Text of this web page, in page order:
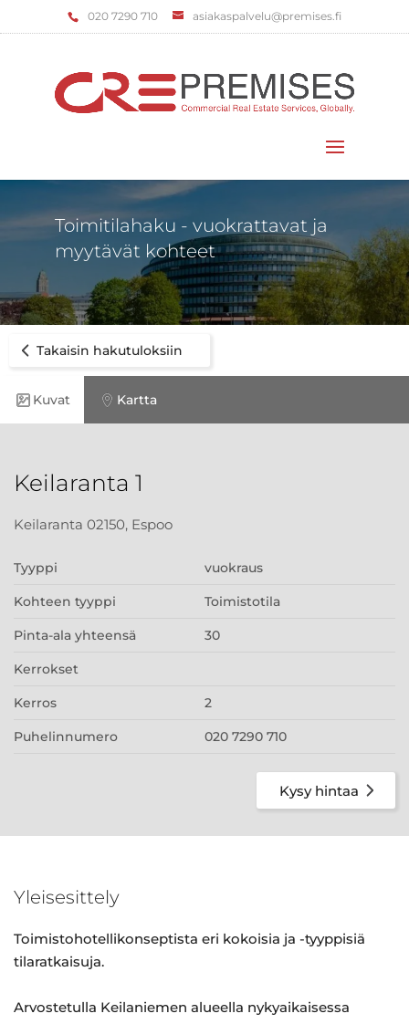
‌020 7290 710 asiakaspalvelu@premises.fi
Toimitilahaku - vuokrattavat ja
myytävät kohteet
Takaisin hakutuloksiin
Kuvat Kartta
Keilaranta 1
Keilaranta 02150, Espoo
Tyyppi vuokraus
Kohteen tyyppi Toimistotila
Pinta-ala yhteensä 30
Kerrokset
Kerros 2
Puhelinnumero 020 7290 710
Kysy hintaa
Yleisesittely
Toimistohotellikonseptista eri kokoisia ja -tyyppisiä
tilaratkaisuja.
Arvostetulla Keilaniemen alueella nykyaikaisessa